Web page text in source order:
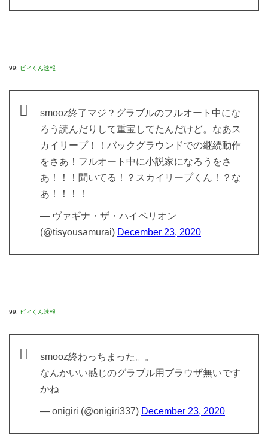
99: ビィくん速報
smooz終了マジ？グラブルのフルオート中にな
ろう読んだりして重宝してたんだけど。なあス
カイリープ！！バックグラウンドでの継続動作
をさあ！フルオート中に小説家になろうをさ
あ！！！聞いてる！？スカイリープくん！？な
あ！！！！
— ヴァギナ・ザ・ハイペリオン
(@tisyousamurai) December 23, 2020
99: ビィくん速報
smooz終わっちまった。。
なんかいい感じのグラブル用ブラウザ無いです
かね
— onigiri (@onigiri337) December 23, 2020